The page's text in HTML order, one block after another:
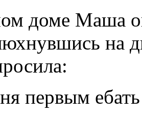
доме Маша
на
первым ебать